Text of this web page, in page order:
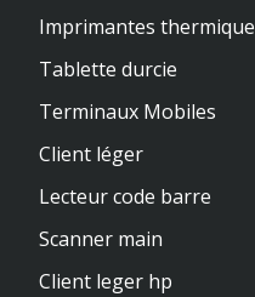
Imprimantes thermique
Tablette durcie
Terminaux Mobiles
Client léger
Lecteur code barre
Scanner main
Client leger hp